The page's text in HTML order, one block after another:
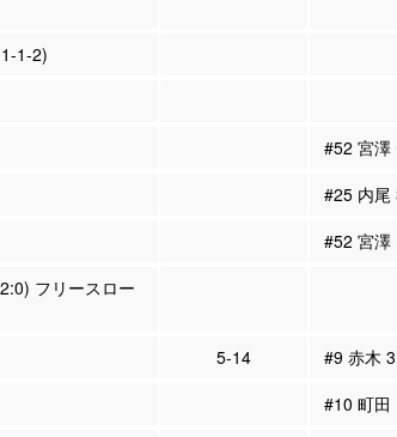
1-2)
#52 宮澤
#25 内尾
#52 宮澤
フリースロー
5-14
#9 赤木
#10 町田